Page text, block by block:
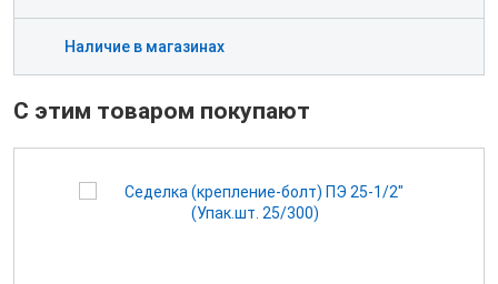
Наличие в магазинах
С этим товаром покупают